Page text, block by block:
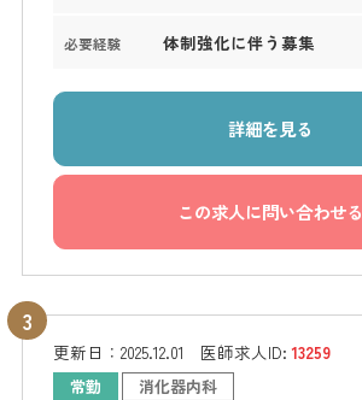
必要経験 体制強化に伴う募集
詳細を見る
この求人に問い合わせる
更新日： 2025.12.01 医師求人ID:13259
常勤 消化器内科